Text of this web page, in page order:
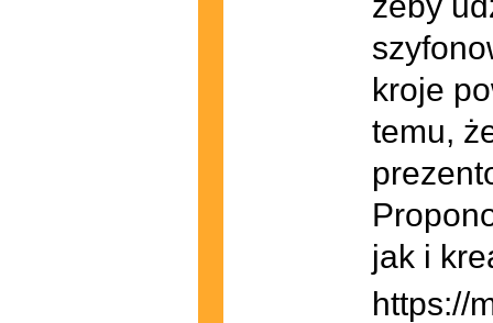
kroje
temu,
jak i
https://